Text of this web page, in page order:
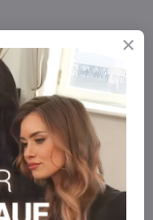
Sie einen5 %
angewendet.